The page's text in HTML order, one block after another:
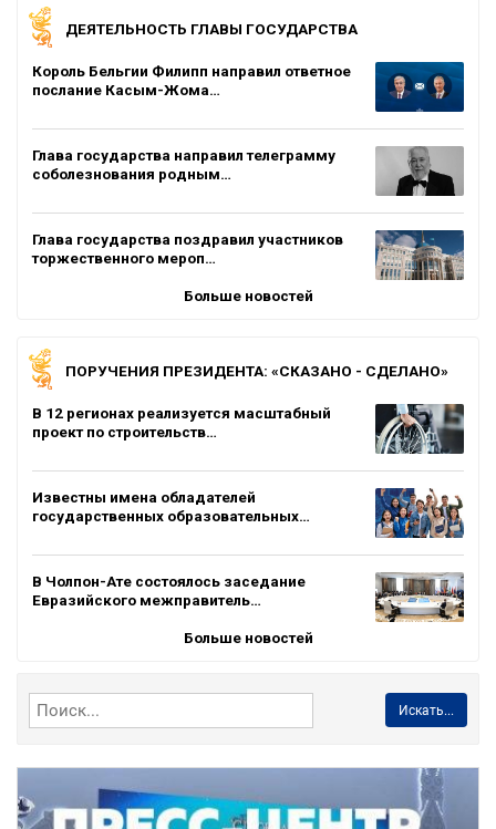
ДЕЯТЕЛЬНОСТЬ ГЛАВЫ ГОСУДАРСТВА
Король Бельгии Филипп направил ответное
послание Касым-Жома…
Глава государства направил телеграмму
соболезнования родным…
Глава государства поздравил участников
торжественного мероп…
Больше новостей
ПОРУЧЕНИЯ ПРЕЗИДЕНТА: «СКАЗАНО - СДЕЛАНО»
В 12 регионах реализуется масштабный
проект по строительств…
Известны имена обладателей
государственных образовательных…
В Чолпон-Ате состоялось заседание
Евразийского межправитель…
Больше новостей
Искать...